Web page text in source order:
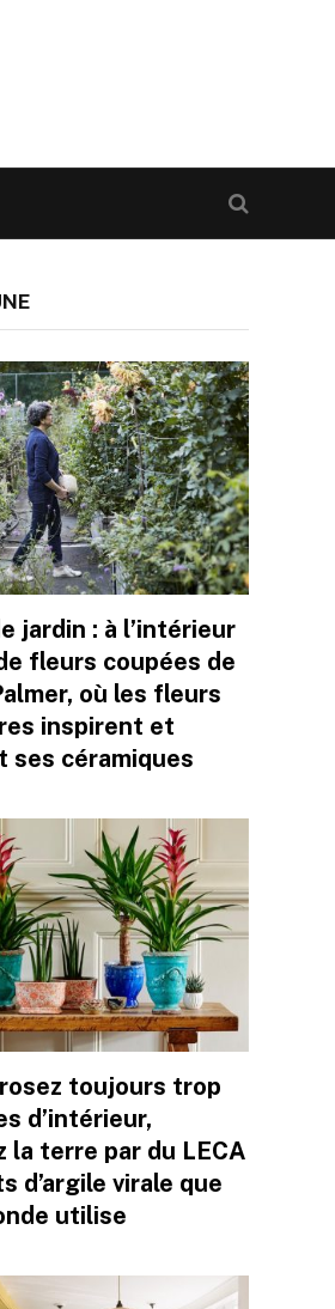
jardin : à l’intérieur
fleurs coupées de
où les fleurs
inspirent et
ses céramiques
toujours trop
d’intérieur,
la terre par du LECA
d’argile virale que
utilise